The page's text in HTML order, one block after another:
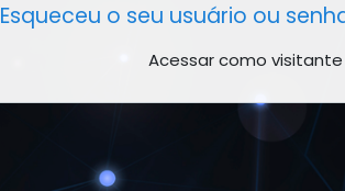
Esqueceu o seu usuário ou
Acessar como visitante